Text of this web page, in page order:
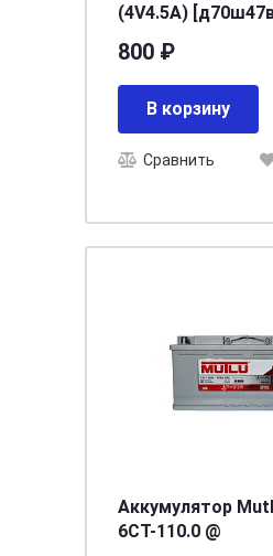
(4V4.5A)
800 ₽
В корзину
Сравнить
Аккумулятор
6CT-110.0 @